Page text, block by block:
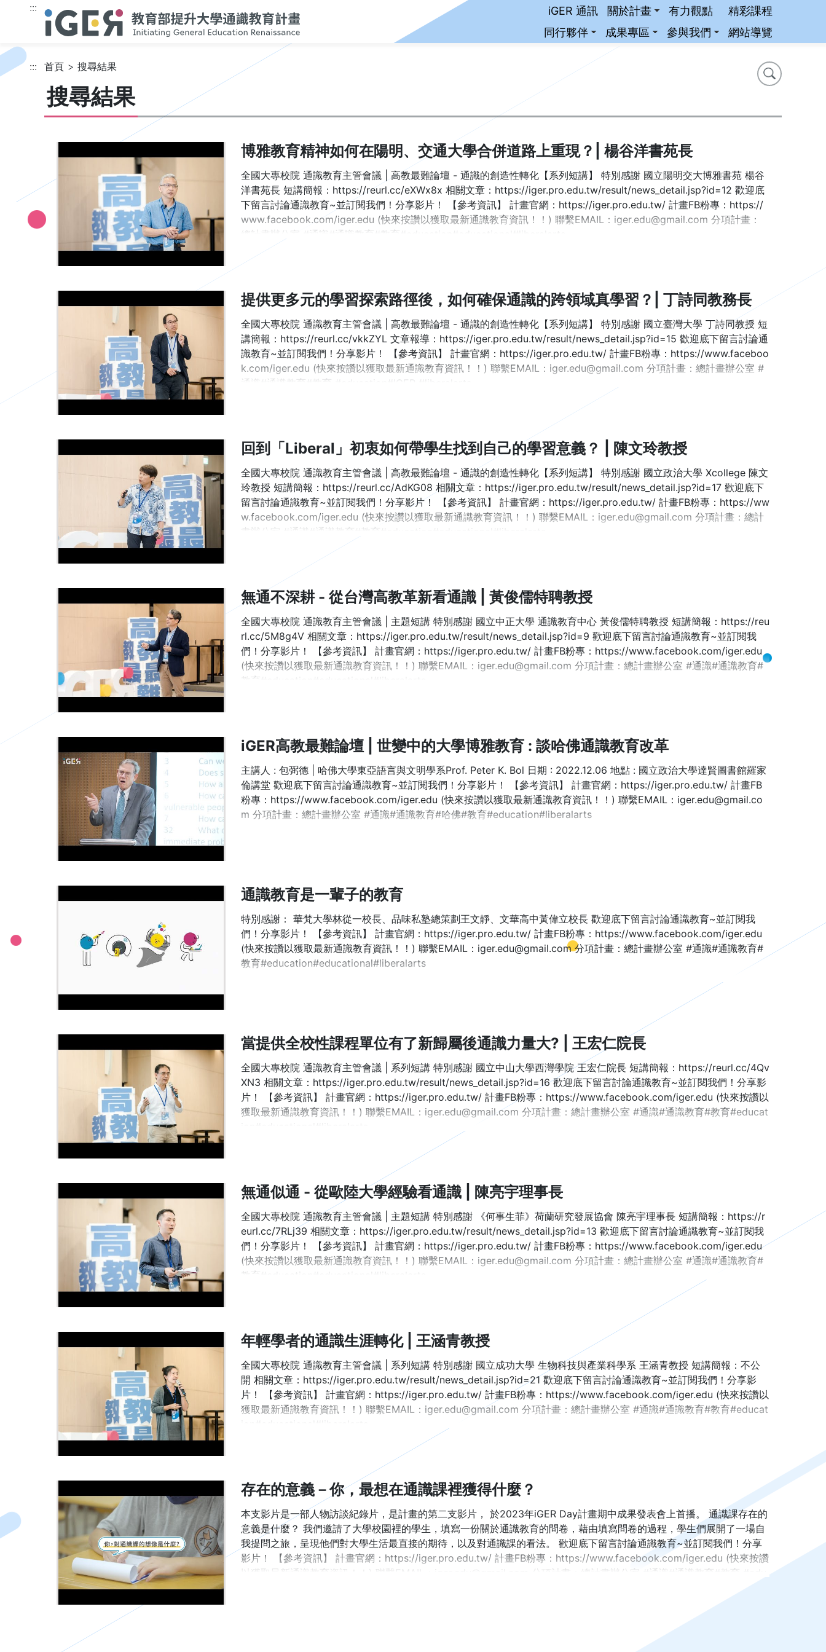
跳到主要內容
::: iGER 通訊 關於計畫 有力觀點
精彩課程
同行夥伴
成果專區 參與我們 網站導覽
::: 首頁
搜尋結果
搜尋
搜尋
搜尋結果
博雅教育精神如何在陽明、交通大學合併道路上重現？| 楊谷洋書苑長
全國大專校院 通識教育主管會議 | 高教最難論壇 - 通識的創造性轉化【系列短講】 特別感謝 國立陽明交大博雅書苑 楊谷
洋書苑長 短講簡報：https://reurl.cc/eXWx8x 相關文章：https://iger.pro.edu.tw/result/news_detail.jsp?id=12 歡迎底
下留言討論通識教育~並訂閱我們！分享影片！ 【參考資訊】 計畫官網：https://iger.pro.edu.tw/ 計畫FB粉專：https://
www.facebook.com/iger.edu (快來按讚以獲取最新通識教育資訊！！) 聯繫EMAIL：iger.edu@gmail.com 分項計畫：
總計畫辦公室 #通識#通識教育#教育#education#educational#liberalarts
提供更多元的學習探索路徑後，如何確保通識的跨領域真學習？| 丁詩同教務長
全國大專校院 通識教育主管會議 | 高教最難論壇 - 通識的創造性轉化【系列短講】 特別感謝 國立臺灣大學 丁詩同教授 短
講簡報：https://reurl.cc/vkkZYL 文章報導：https://iger.pro.edu.tw/result/news_detail.jsp?id=15 歡迎底下留言討論通
識教育~並訂閱我們！分享影片！ 【參考資訊】 計畫官網：https://iger.pro.edu.tw/ 計畫FB粉專：https://www.faceboo
k.com/iger.edu (快來按讚以獲取最新通識教育資訊！！) 聯繫EMAIL：iger.edu@gmail.com 分項計畫：總計畫辦公室 #
通識#通識教育#教育 #education#IGER #liberalarts
回到「Liberal」初衷如何帶學生找到自己的學習意義？ | 陳文玲教授
全國大專校院 通識教育主管會議 | 高教最難論壇 - 通識的創造性轉化【系列短講】 特別感謝 國立政治大學 Xcollege 陳文
玲教授 短講簡報：https://reurl.cc/AdKG08 相關文章：https://iger.pro.edu.tw/result/news_detail.jsp?id=17 歡迎底下
留言討論通識教育~並訂閱我們！分享影片！ 【參考資訊】 計畫官網：https://iger.pro.edu.tw/ 計畫FB粉專：https://ww
w.facebook.com/iger.edu (快來按讚以獲取最新通識教育資訊！！) 聯繫EMAIL：iger.edu@gmail.com 分項計畫：總計
畫辦公室 #通識#通識教育#教育#education#educational#liberalarts
無通不深耕 - 從台灣高教革新看通識 | 黃俊儒特聘教授
全國大專校院 通識教育主管會議 | 主題短講 特別感謝 國立中正大學 通識教育中心 黃俊儒特聘教授 短講簡報：https://reu
rl.cc/5M8g4V 相關文章：https://iger.pro.edu.tw/result/news_detail.jsp?id=9 歡迎底下留言討論通識教育~並訂閱我
們！分享影片！ 【參考資訊】 計畫官網：https://iger.pro.edu.tw/ 計畫FB粉專：https://www.facebook.com/iger.edu
(快來按讚以獲取最新通識教育資訊！！) 聯繫EMAIL：iger.edu@gmail.com 分項計畫：總計畫辦公室 #通識#通識教育#
教育#education#educational#liberalarts
iGER高教最難論壇 | 世變中的大學博雅教育 : 談哈佛通識教育改革
主講人 : 包弼德 | 哈佛大學東亞語言與文明學系Prof. Peter K. Bol 日期 : 2022.12.06 地點 : 國立政治大學達賢圖書館羅家
倫講堂 歡迎底下留言討論通識教育~並訂閱我們！分享影片！ 【參考資訊】 計畫官網：https://iger.pro.edu.tw/ 計畫FB
粉專：https://www.facebook.com/iger.edu (快來按讚以獲取最新通識教育資訊！！) 聯繫EMAIL：iger.edu@gmail.co
m 分項計畫：總計畫辦公室 #通識#通識教育#哈佛#教育#education#liberalarts
通識教育是一輩子的教育
特別感謝： 華梵大學林從一校長、品味私塾總策劃王文靜、文華高中黃偉立校長 歡迎底下留言討論通識教育~並訂閱我
們！分享影片！ 【參考資訊】 計畫官網：https://iger.pro.edu.tw/ 計畫FB粉專：https://www.facebook.com/iger.edu
(快來按讚以獲取最新通識教育資訊！！) 聯繫EMAIL：iger.edu@gmail.com 分項計畫：總計畫辦公室 #通識#通識教育#
教育#education#educational#liberalarts
當提供全校性課程單位有了新歸屬後通識力量大? | 王宏仁院長
全國大專校院 通識教育主管會議 | 系列短講 特別感謝 國立中山大學西灣學院 王宏仁院長 短講簡報：https://reurl.cc/4Qv
XN3 相關文章：https://iger.pro.edu.tw/result/news_detail.jsp?id=16 歡迎底下留言討論通識教育~並訂閱我們！分享影
片！ 【參考資訊】 計畫官網：https://iger.pro.edu.tw/ 計畫FB粉專：https://www.facebook.com/iger.edu (快來按讚以
獲取最新通識教育資訊！！) 聯繫EMAIL：iger.edu@gmail.com 分項計畫：總計畫辦公室 #通識#通識教育#教育#educat
無通似通 - 從歐陸大學經驗看通識 | 陳亮宇理事長
全國大專校院 通識教育主管會議 | 主題短講 特別感謝 《何事生菲》荷蘭研究發展協會 陳亮宇理事長 短講簡報：https://r
eurl.cc/7RLj39 相關文章：https://iger.pro.edu.tw/result/news_detail.jsp?id=13 歡迎底下留言討論通識教育~並訂閱我
們！分享影片！ 【參考資訊】 計畫官網：https://iger.pro.edu.tw/ 計畫FB粉專：https://www.facebook.com/iger.edu
(快來按讚以獲取最新通識教育資訊！！) 聯繫EMAIL：iger.edu@gmail.com 分項計畫：總計畫辦公室 #通識#通識教育#
教育#education#educational#liberalarts
年輕學者的通識生涯轉化 | 王涵青教授
全國大專校院 通識教育主管會議 | 系列短講 特別感謝 國立成功大學 生物科技與產業科學系 王涵青教授 短講簡報：不公
開 相關文章：https://iger.pro.edu.tw/result/news_detail.jsp?id=21 歡迎底下留言討論通識教育~並訂閱我們！分享影
片！ 【參考資訊】 計畫官網：https://iger.pro.edu.tw/ 計畫FB粉專：https://www.facebook.com/iger.edu (快來按讚以
獲取最新通識教育資訊！！) 聯繫EMAIL：iger.edu@gmail.com 分項計畫：總計畫辦公室 #通識#通識教育#教育#educat
存在的意義－你，最想在通識課裡獲得什麼？
本支影片是一部人物訪談紀錄片，是計畫的第二支影片， 於2023年iGER Day計畫期中成果發表會上首播。 通識課存在的
意義是什麼？ 我們邀請了大學校園裡的學生，填寫一份關於通識教育的問卷，藉由填寫問卷的過程，學生們展開了一場自
我提問之旅，呈現他們對大學生活最直接的期待，以及對通識課的看法。 歡迎底下留言討論通識教育~並訂閱我們！分享
影片！ 【參考資訊】 計畫官網：https://iger.pro.edu.tw/ 計畫FB粉專：https://www.facebook.com/iger.edu (快來按讚
以獲取最新通識教育資訊！！) 聯繫EMAIL：iger.edu@gmail.com 分項計畫：總計畫辦公室 #通識#通識教育#教育 #edu